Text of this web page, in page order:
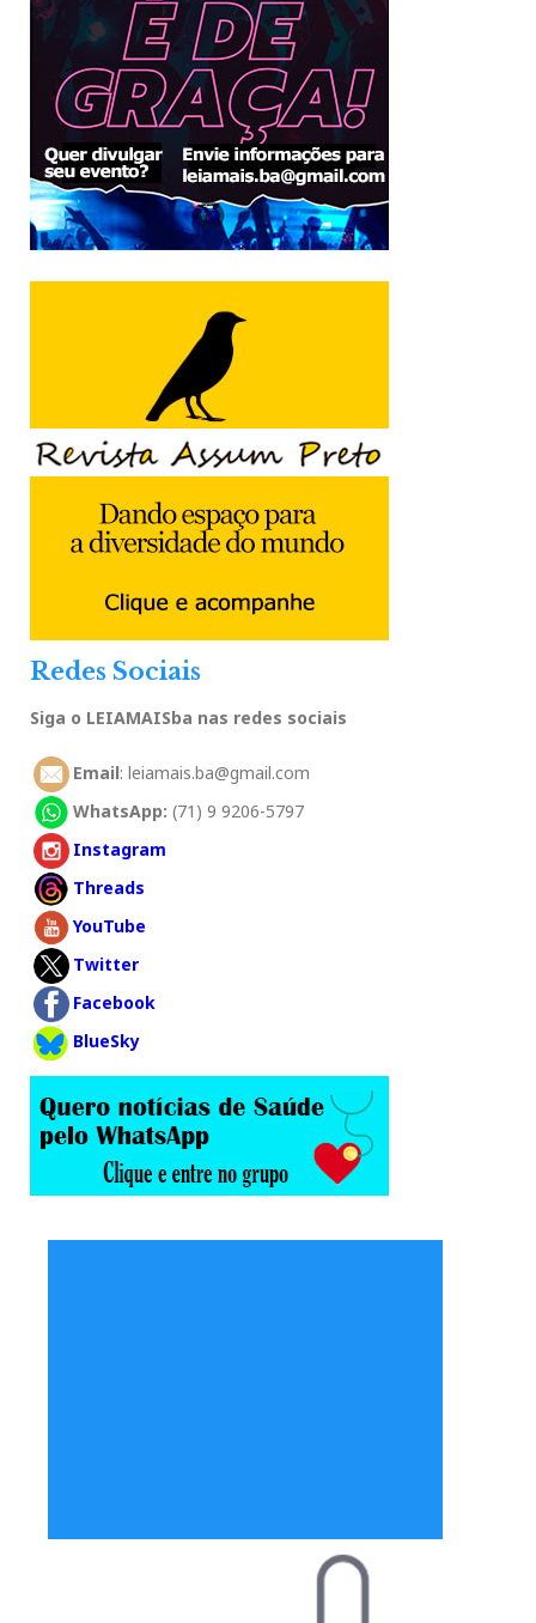
Redes Sociais
Siga o LEIAMAISba nas redes sociais
Email: leiamais.ba@gmail.com
WhatsApp: (71) 9 9206-5797
Instagram
Threads
YouTube
Twitter
Facebook
BlueSky